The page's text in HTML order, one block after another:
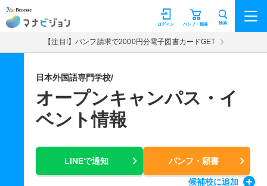
マナビジョン パンフ・願書
ログイン 検索
【注目!】パンフ請求で2000円分電子図書カードGET
日本外国語専門学校/
オープンキャンパス・イ
ベント情報
LINEで通知 パンフ・願書
候補校に追加